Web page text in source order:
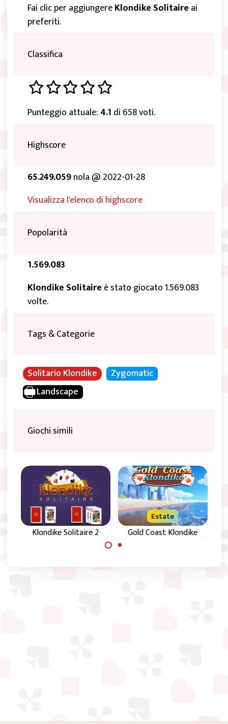
Fai clic per aggiungereKlondike Solitaire ai
preferiti.
Classifica
Punteggio attuale: 4.1 di 658 voti.
Highscore
65.249.059nola @ 2022-01-28
Visualizza l'elenco di highscore
Popolarità
1.569.083
Klondike Solitaire è stato giocato 1.569.083
volte.
Tags & Categorie
Solitario Klondike
Zygomatic
Landscape
Giochi simili
Klondike Solitaire 2
questo gioco
Gold Coast Klondike
Estate